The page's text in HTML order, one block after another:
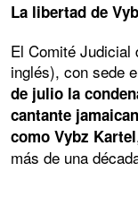
La libertad de
El Comité Judicial
inglés), con sede
de julio la
cantante
como Vybz Kartel
más de una